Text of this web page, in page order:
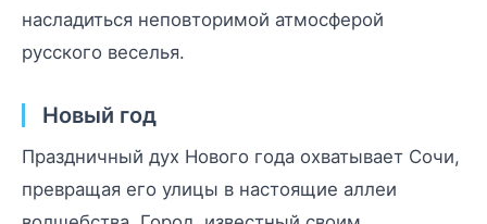
насладиться неповторимой атмосферой
русского веселья.
Новый год
Праздничный дух Нового года охватывает Сочи,
превращая его улицы в настоящие аллеи